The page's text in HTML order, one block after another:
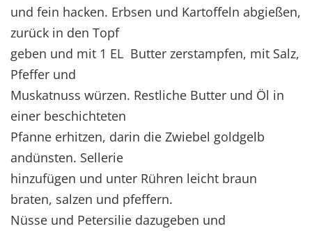
und fein hacken. Erbsen und Kartoffeln abgießen,
zurück in den Topf
geben und mit 1 EL Butter zerstampfen, mit Salz,
Pfeffer und
Muskatnuss würzen. Restliche Butter und Öl in
einer beschichteten
Pfanne erhitzen, darin die Zwiebel goldgelb
andünsten. Sellerie
hinzufügen und unter Rühren leicht braun
braten, salzen und pfeffern.
Nüsse und Petersilie dazugeben und